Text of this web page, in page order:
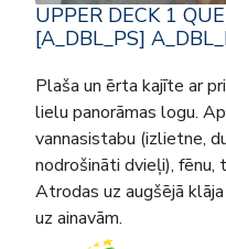
UPPER DECK 1
[A_DBL_PS]
Plaša un ērta kajīte ar
lielu panorāmas logu.
vannasistabu (izlietne,
nodrošināti dvieļi), fēnu,
Atrodas uz augšējā
uz ainavām.